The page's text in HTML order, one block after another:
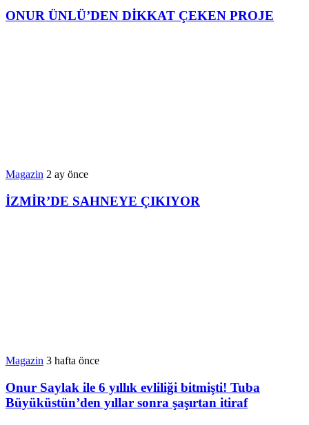
ONUR ÜNLÜ’DEN DİKKAT ÇEKEN PROJE
Magazin 2 ay önce
İZMİR’DE SAHNEYE ÇIKIYOR
Magazin 3 hafta önce
Onur Saylak ile 6 yıllık evliliği bitmişti! Tuba
Büyüküstün’den yıllar sonra şaşırtan itiraf